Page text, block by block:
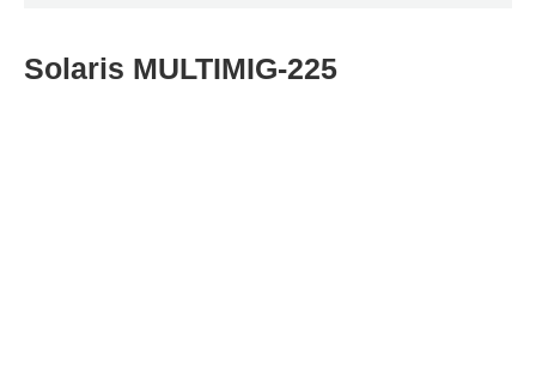
Solaris MULTIMIG-225